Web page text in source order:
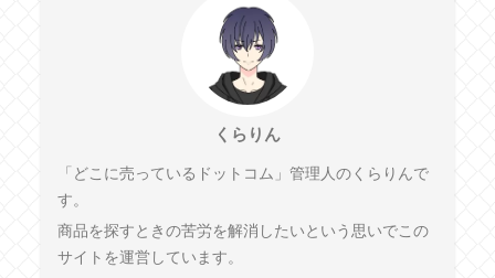
くらりん
「どこに売っているドットコム」管理人のくらりんで
す。
商品を探すときの苦労を解消したいという思いでこの
サイトを運営しています。